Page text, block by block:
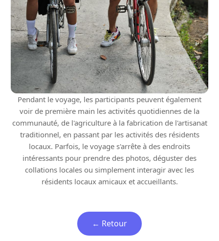
Pendant le voyage, les participants peuvent également
voir de première main les activités quotidiennes de la
communauté, de l'agriculture à la fabrication de l'artisanat
traditionnel, en passant par les activités des résidents
locaux. Parfois, le voyage s'arrête à des endroits
intéressants pour prendre des photos, déguster des
collations locales ou simplement interagir avec les
résidents locaux amicaux et accueillants.
← Retour